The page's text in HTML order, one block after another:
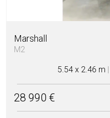
Marshall
M2
5.54 x 2.46 m |
28 990 €